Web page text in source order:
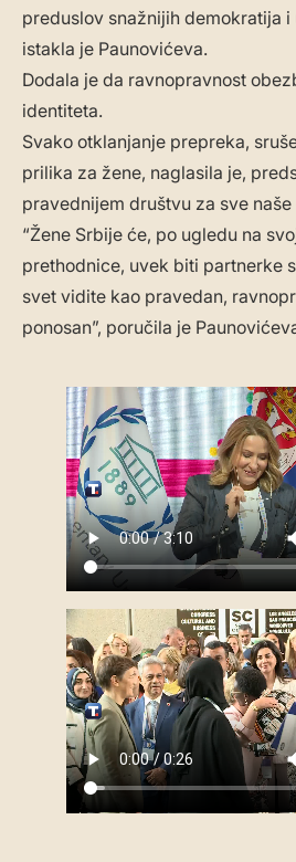
preduslov snažnijih demokratija i
istakla je Paunovićeva.
Dodala je da ravnopravnost
identiteta.
Svako otklanjanje prepreka,
prilika za žene, naglasila je,
pravednijem društvu za sve naše
“​Žene Srbije će, po ugledu na
prethodnice, uvek biti partnerke
svet vidite kao pravedan,
ponosan”, poručila je